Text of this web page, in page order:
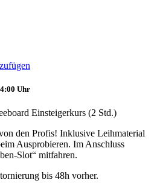
Uhr
Einsteigerkurs (2 Std.)
den Profis! Inklusive Leihmaterial
Ausprobieren. Im Anschluss
Slot“ mitfahren.
bis 48h vorher.